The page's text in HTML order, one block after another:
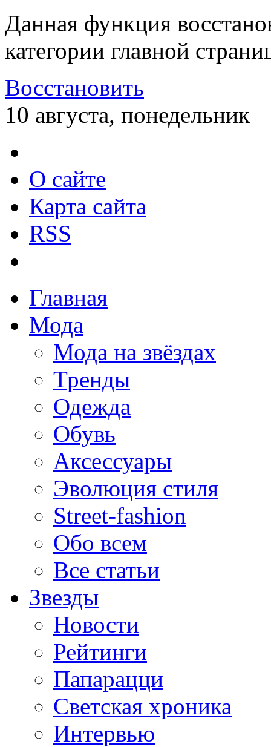
Данная функция
категории главной
Восстановить
10 августа, понедельник
О сайте
Карта сайта
RSS
Главная
Мода
Мода на звёздах
Тренды
Одежда
Обувь
Аксессуары
Эволюция стиля
Street-fashion
Обо всем
Все статьи
Звезды
Новости
Рейтинги
Папарацци
Светская хроника
Интервью